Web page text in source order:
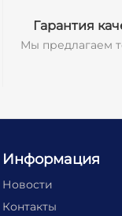
Гарантия
Мы предлагаем
Информация
Новости
Контакты